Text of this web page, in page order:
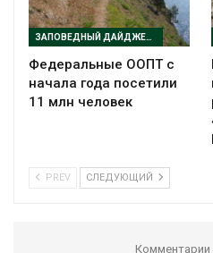
ЗАПОВЕДНЫЙ ДАЙДЖЕСТ
Федеральные ООПТ с
начала года посетили
11 млн человек
PREV СЛЕДУЮЩИЙ
Комментарии